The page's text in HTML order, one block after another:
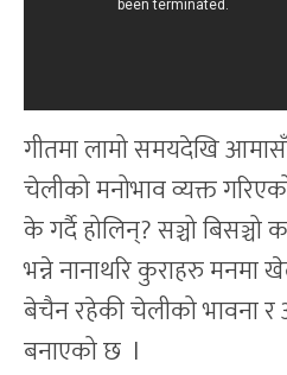
गीतमा लामो समयदेखि
चेलीको मनोभाव व्यक्त
के गर्दै होलिन्? सञ्चो बिसञ्चो
भन्ने नानाथरि कुराहरु मनमा
बेचैन रहेकी चेलीको भावना र
बनाएको छ l